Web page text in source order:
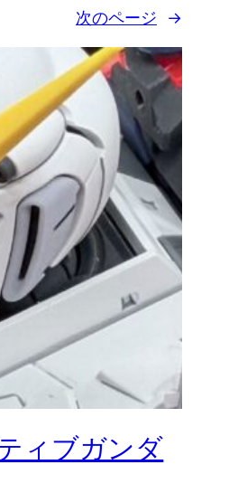
次のページ →
ィブガンダ